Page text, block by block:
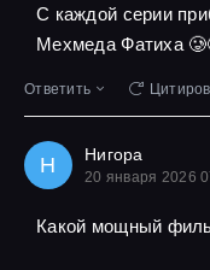
С каждой серии
Мехмеда Фатиха
Ответить
Н Нигора
20 января 2026
Какой мощный